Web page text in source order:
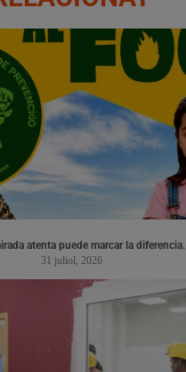
atenta puede marcar la diferencia.
31 juliol, 2026